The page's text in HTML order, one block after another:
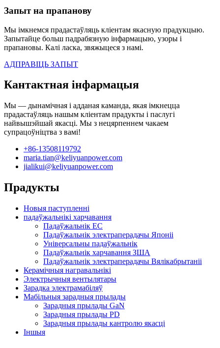
Запыт на прапанову
Мы імкнемся прадастаўляць кліентам якасную прадукцыю.
Запытайце больш падрабязную інфармацыю, узоры і
прапановы. Калі ласка, звяжыцеся з намі.
АДПРАВІЦЬ ЗАПЫТ
Кантактная інфармацыя
Мы — дынамічная і адданая каманда, якая імкнецца
прадастаўляць нашым кліентам прадукты і паслугі
найвышэйшай якасці. Мы з нецярпеннем чакаем
супрацоўніцтва з вамі!
+86-13508119792
maria.tian@keliyuanpower.com
jialikui@keliyuanpower.com
Прадукты
Новыя паступленні
падаўжальнікі харчавання
Падаўжальнік ЕС
Падаўжальнік электраперадачы Японіі
Універсальны падаўжальнік
Падаўжальнік харчавання ЗША
Падаўжальнік электраперадачы Вялікабрытаніі
Керамічныя награвальнікі
Электрычныя вентылятары
Зарадка электрамабіляў
Мабільныя зарадныя прылады
Зарадныя прылады GaN
Зарадныя прылады PD
Зарадныя прылады кантролю якасці
Іншыя